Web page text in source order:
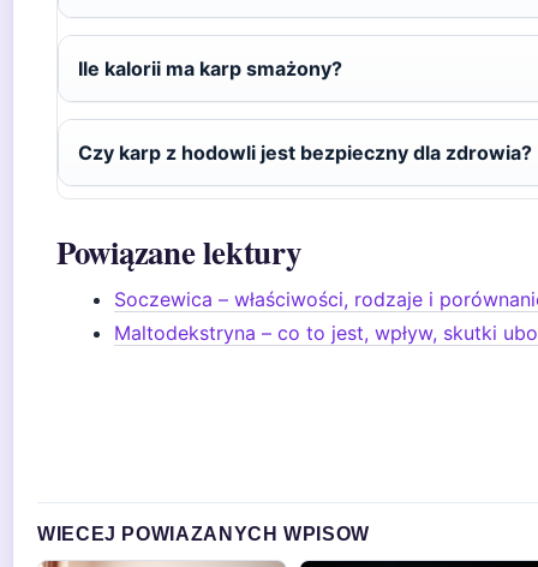
Ile kalorii ma karp smażony?
Czy karp z hodowli jest bezpieczny dla zdrowia?
Powiązane lektury
Soczewica – właściwości, rodzaje i
Maltodekstryna – co to jest, wpływ, skutki
WIECEJ POWIAZANYCH WPISOW